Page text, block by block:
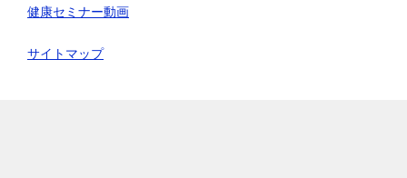
健康セミナー動画
サイトマップ